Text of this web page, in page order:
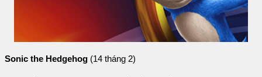
Sonic the Hedgehog (14 tháng 2)